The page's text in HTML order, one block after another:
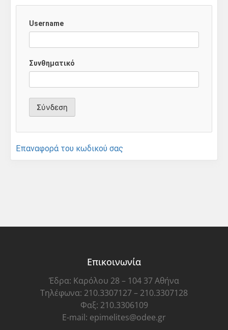
Username
Συνθηματικό
Επαναφορά του κωδικού σας
Επικοινωνία
Έδρα: Καρόλου 28 – 104 37 Αθήνα
Τηλέφωνα: 210.3307127 – 210.3307128
Φαξ: 210.3306109
E-mail: epimelites@odee.gr